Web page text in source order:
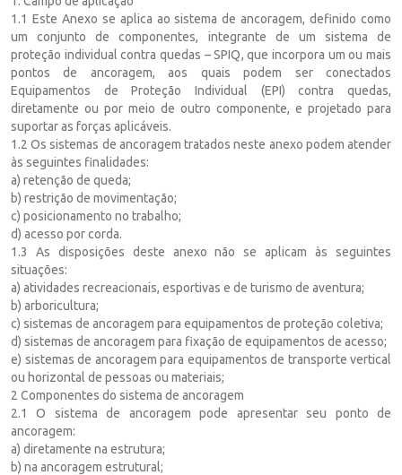
1.1 Este Anexo se aplica ao sistema de ancoragem, definido como
um conjunto de componentes, integrante de um sistema de
proteção individual contra quedas – SPIQ, que incorpora um ou mais
pontos de ancoragem, aos quais podem ser conectados
Equipamentos de Proteção Individual (EPI) contra quedas,
diretamente ou por meio de outro componente, e projetado para
suportar as forças aplicáveis.
1.2 Os sistemas de ancoragem tratados neste anexo podem atender
às seguintes finalidades:
a) retenção de queda;
b) restrição de movimentação;
c) posicionamento no trabalho;
d) acesso por corda.
1.3 As disposições deste anexo não se aplicam às seguintes
situações:
a) atividades recreacionais, esportivas e de turismo de aventura;
b) arboricultura;
c) sistemas de ancoragem para equipamentos de proteção coletiva;
d) sistemas de ancoragem para fixação de equipamentos de acesso;
e) sistemas de ancoragem para equipamentos de transporte vertical
ou horizontal de pessoas ou materiais;
2 Componentes do sistema de ancoragem
2.1 O sistema de ancoragem pode apresentar seu ponto de
ancoragem:
a) diretamente na estrutura;
b) na ancoragem estrutural;